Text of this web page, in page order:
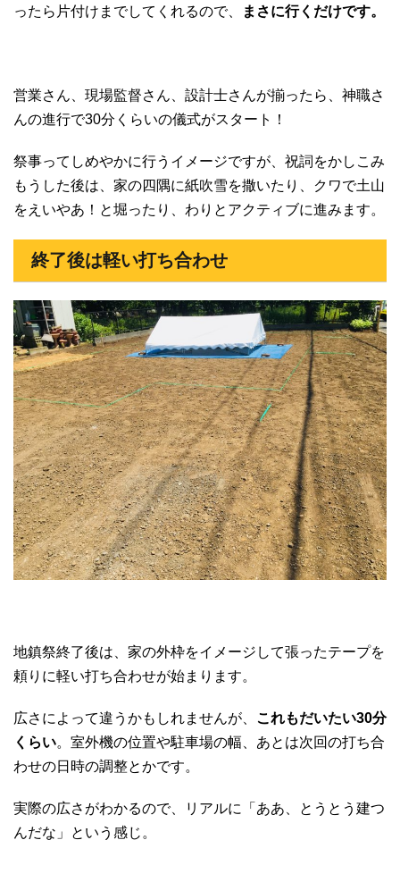
ったら片付けまでしてくれるので、
まさに行くだけです。
営業さん、現場監督さん、設計士さんが揃ったら、 神職さ
んの進行で30分くらいの儀式がスタート！
祭事ってしめやかに行うイメージですが、祝詞をかしこみ
もうした後は、家の四隅に紙吹雪を撒いたり、クワで土山
をえいやあ！と堀ったり、わりとアクティブに進みます。
終了後は軽い打ち合わせ
地鎮祭終了後は、家の外枠をイメージして張ったテープを
頼りに軽い打ち合わせが始まります。
広さによって違うかもしれませんが、 これもだいたい30分
くらい。室外機の位置や駐車場の幅、あとは次回の打ち合
わせの日時の調整とかです。
実際の広さがわかるので、リアルに「ああ、とうとう建つ
んだな」という感じ。